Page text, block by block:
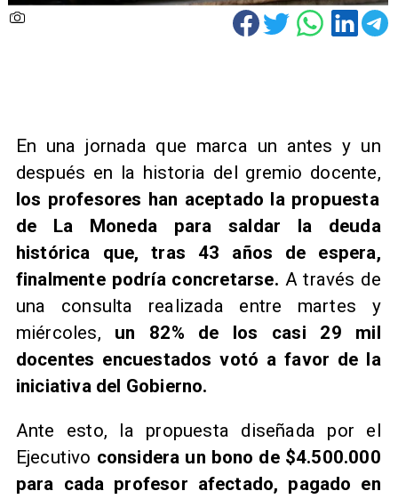
​En una jornada que marca un antes y un
después en la historia del gremio docente,
los profesores han aceptado la propuesta
de La Moneda para saldar la deuda
histórica que, tras 43 años de espera,
finalmente podría concretarse. A través de
una consulta realizada entre martes y
miércoles, un 82% de los casi 29 mil
docentes encuestados votó a favor de la
iniciativa del Gobierno.
Ante esto, la propuesta diseñada por el
Ejecutivo considera un bono de $4.500.000
para cada profesor afectado, pagado en